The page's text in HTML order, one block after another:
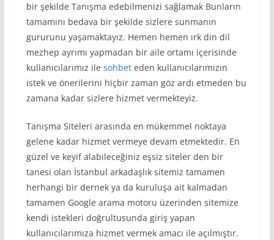
bir şekilde Tanışma edebilmenizi sağlamak Bunların
tamamını bedava bir şekilde sizlere sunmanın
gururunu yaşamaktayız. Hemen hemen ırk din dil
mezhep ayrımı yapmadan bir aile ortamı içerisinde
kullanıcılarımız ile sohbeteden kullanıcılarımızın
istek ve önerilerini hiçbir zaman göz ardı etmeden bu
zamana kadar sizlere hizmet vermekteyiz.
Tanışma Siteleri arasında en mükemmel noktaya
gelene kadar hizmet vermeye devam etmektedir. En
güzel ve keyif alabileceğiniz eşsiz siteler den bir
tanesi olan İstanbul arkadaşlık sitemiz tamamen
herhangi bir dernek ya da kuruluşa ait kalmadan
tamamen Google arama motoru üzerinden sitemize
kendi istekleri doğrultusunda giriş yapan
kullanıcılarımıza hizmet vermek amacı ile açılmıştır.